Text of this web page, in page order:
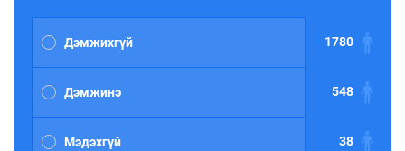
Дэмжихгүй 1780
Дэмжинэ 548
Мэдэхгүй 38